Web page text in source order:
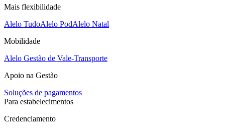
Mais flexibilidade
Alelo TudoAlelo PodAlelo Natal
Mobilidade
Alelo Gestão de Vale-Transporte
Apoio na Gestão
Soluções de pagamentos
Para estabelecimentos
Credenciamento